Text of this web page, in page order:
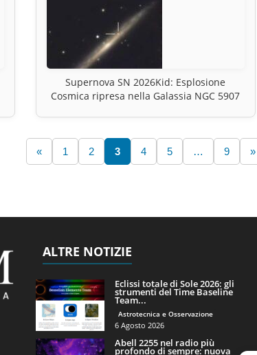
Supernova SN 2026Kid: Esplosione
Cosmica ripresa nella Galassia NGC 5907
« 1 2 3 4 5 … 9 »
ALTRE NOTIZIE
Eclissi totale di Sole 2026: gli
strumenti del Time Baseline
Team...
Astrotecnica e Osservazione
6 Agosto 2026
Abell 2255 nel radio più
profondo di sempre: nuova